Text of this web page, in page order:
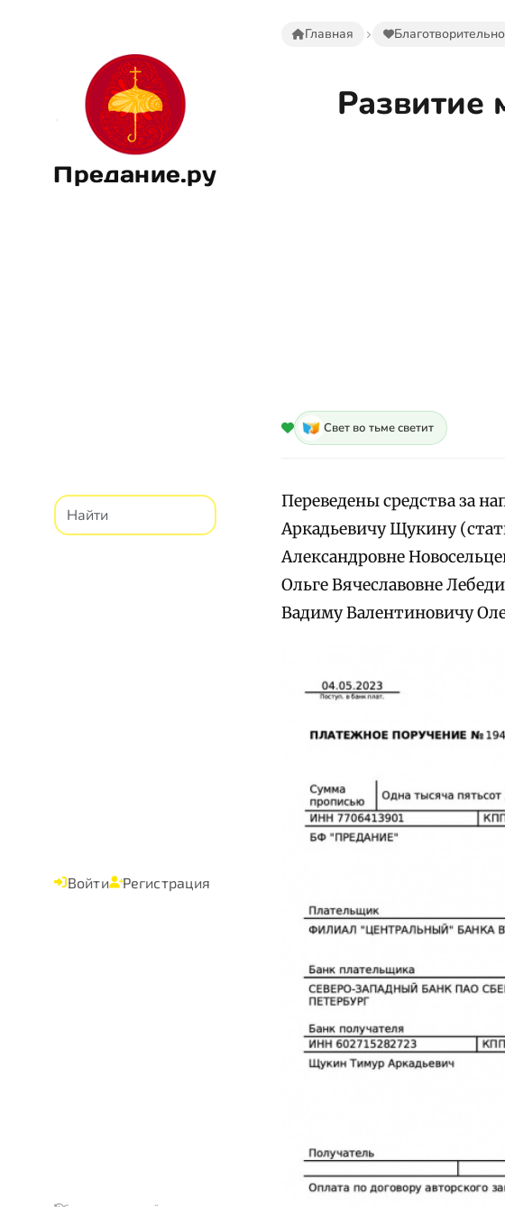
Предание.ру
Войти Регистрация
Главная
Развитие
Свет во тьме светит
Переведены средства за
Аркадьевичу Щукину
Александровне
Ольге Вячеславовне
Вадиму Валентиновичу